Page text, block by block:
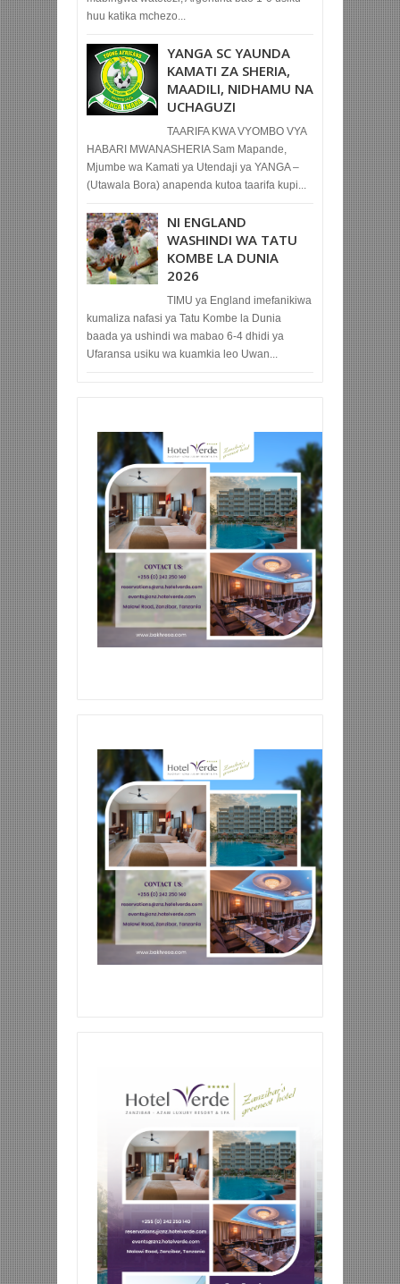
huu katika mchezo...
YANGA SC YAUNDA
KAMATI ZA SHERIA,
MAADILI, NIDHAMU NA
UCHAGUZI
TAARIFA KWA VYOMBO VYA
HABARI MWANASHERIA Sam Mapande,
Mjumbe wa Kamati ya Utendaji ya YANGA –
(Utawala Bora) anapenda kutoa taarifa kupi...
NI ENGLAND
WASHINDI WA TATU
KOMBE LA DUNIA
2026
TIMU ya England imefanikiwa
kumaliza nafasi ya Tatu Kombe la Dunia
baada ya ushindi wa mabao 6-4 dhidi ya
Ufaransa usiku wa kuamkia leo Uwan...